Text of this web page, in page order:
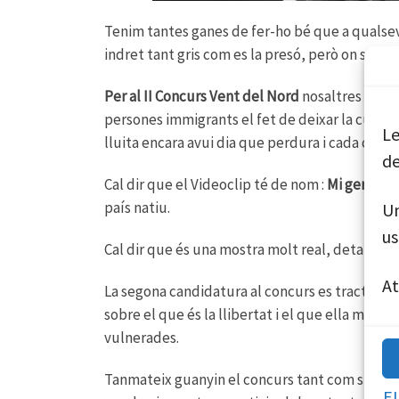
Tenim tantes ganes de fer-ho bé que a
indret tant gris com es la presó, però on
Per al II Concurs Vent del Nord nosaltres
persones immigrants el fet de deixar la
lluita encara avui dia que perdura i cada cop
Cal dir que el Videoclip té de nom : Mi gente
país natiu.
Cal dir que és una mostra molt real,
La segona candidatura al concurs es tracta
sobre el que és la llibertat i el que ella
vulnerades.
Tanmateix guanyin el concurs tant com si